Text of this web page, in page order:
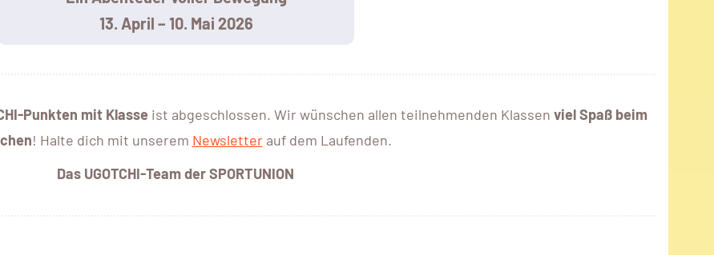
13. April – 10. Mai 2026
Punkten mit Klasse ist abgeschlossen. Wir wünschen allen teilnehmenden Klassen viel Spaß beim
! Halte dich mit unserem Newsletterauf dem Laufenden.
Das UGOTCHI-Team der SPORTUNION